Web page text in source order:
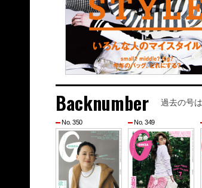
Backnumber 過去の号
No. 350 No. 349